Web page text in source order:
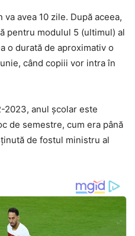
va avea 10 zile. După aceea,
pentru modulul 5 (ultimul) al
o durată de aproximativ o
când copiii vor intra în
2023, anul școlar este
de semestre, cum era până
de fostul ministru al